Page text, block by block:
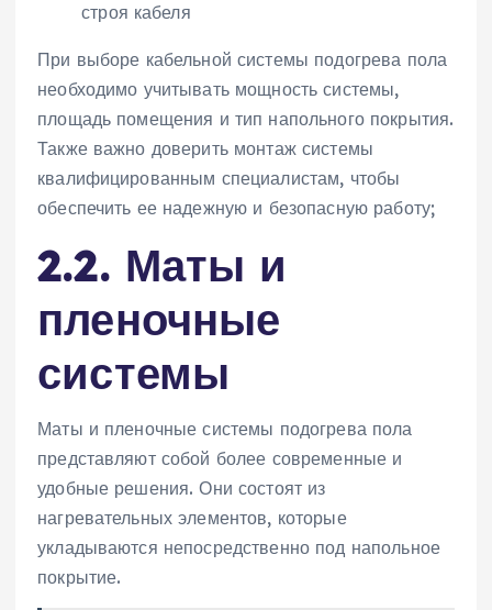
строя кабеля
При выборе кабельной системы подогрева пола
необходимо учитывать мощность системы‚
площадь помещения и тип напольного покрытия.
Также важно доверить монтаж системы
квалифицированным специалистам‚ чтобы
обеспечить ее надежную и безопасную работу;
2.2. Маты и
пленочные
системы
Маты и пленочные системы подогрева пола
представляют собой более современные и
удобные решения. Они состоят из
нагревательных элементов‚ которые
укладываются непосредственно под напольное
покрытие.